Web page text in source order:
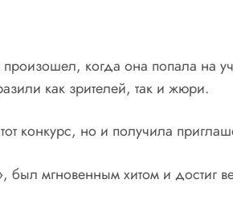
когда она попала на
как зрителей, так и жюри.
конкурс, но и получила
мгновенным хитом и достиг